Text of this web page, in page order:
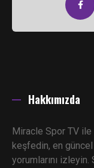
Hakkımızda
Miracle Spor TV ile
keşfedin, en
yorumlarını